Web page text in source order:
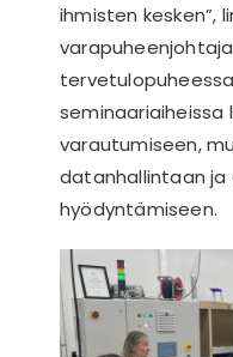
ihmisten kesken”,
varapuheenjohtaja
seminaariaiheissa
varautumiseen,
datanhallintaan
hyödyntämiseen.